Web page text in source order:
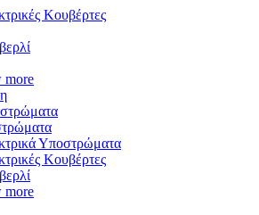
Κουβέρτες
more
Υποστρώματα
Κουβέρτες
more